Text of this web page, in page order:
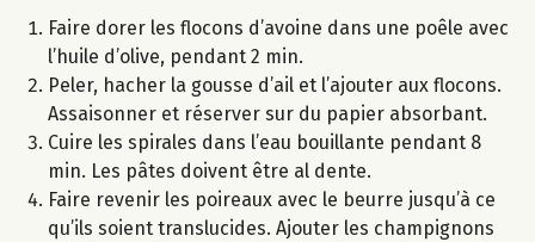
Faire dorer les flocons d’avoine dans une poêle avec
l’huile d’olive, pendant 2 min.
Peler, hacher la gousse d’ail et l’ajouter aux flocons.
Assaisonner et réserver sur du papier absorbant.
Cuire les spirales dans l’eau bouillante pendant 8
min. Les pâtes doivent être al dente.
Faire revenir les poireaux avec le beurre jusqu’à ce
qu’ils soient translucides. Ajouter les champignons